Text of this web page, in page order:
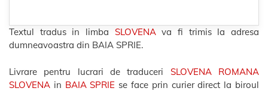
Textul tradus in limba SLOVENAva fi trimis la adresa
dumneavoastra din BAIA SPRIE.
Livrare pentru lucrari de traduceri SLOVENA ROMANA
SLOVENA in BAIA SPRIE se face prin curier direct la biroul